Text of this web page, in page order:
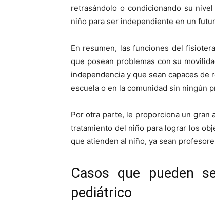
retrasándolo o condicionando su
niño para ser independiente en un
En resumen, las funciones del
que posean problemas con su
independencia y que sean capaces
escuela o en la comunidad sin ningún
Por otra parte, le proporciona un gran
tratamiento del niño para lograr los
que atienden al niño, ya sean
Casos que pueden
pediátrico